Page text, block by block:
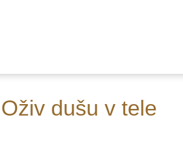
Oživ dušu v tele